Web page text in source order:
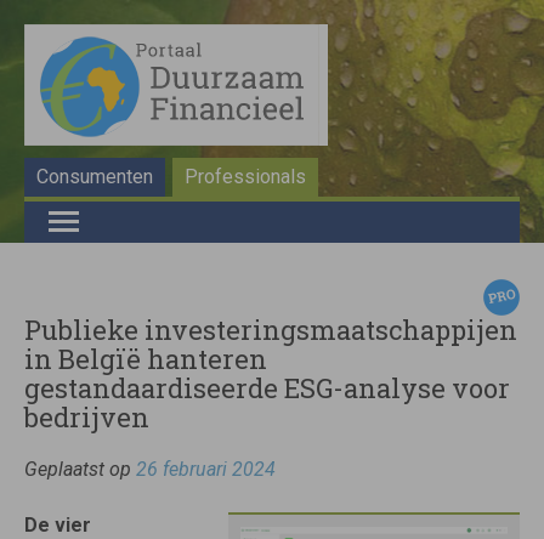
Consumenten Professionals
Publieke investeringsmaatschappijen
in Belgïë hanteren
gestandaardiseerde ESG-analyse voor
bedrijven
Geplaatst op 26 februari 2024
De vier